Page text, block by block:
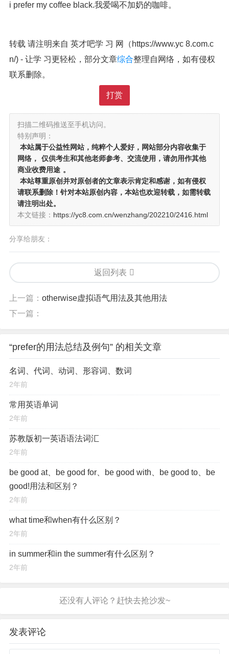
i prefer my coffee black.我爱喝不加奶的咖啡。
转载 请注明来自 英才吧学 习 网（https://www.yc 8.com.c
n/) - 让学 习更轻松，部分文章综合整理自网络，如有侵权
联系删除。
打赏
扫描二维码推送至手机访问。
特别声明：
本站属于公益性网站，纯粹个人爱好，网站部分内容收集于
网络，
仅供考生和其他老师参考、交流使用，请勿用作其他
商业收费用途 。
本站尊重原创并对原创者的文章表示肯定和感谢，如有侵权
请联系删除！针对本站原创内容，本站也欢迎转载，如需转载
请注明出处。
本文链接： https://yc8.com.cn/wenzhang/202210/2416.html
分享给朋友：
返回列表
上一篇： otherwise虚拟语气用法及其他用法
下一篇：
“prefer的用法总结及例句” 的相关文章
名词、代词、动词、形容词、数词
2年前
常用英语单词
2年前
苏教版初一英语语法词汇
2年前
be good at、be good for、be good with、be good to、be
good!用法和区别？
2年前
what time和when有什么区别？
2年前
in summer和in the summer有什么区别？
2年前
发表评论